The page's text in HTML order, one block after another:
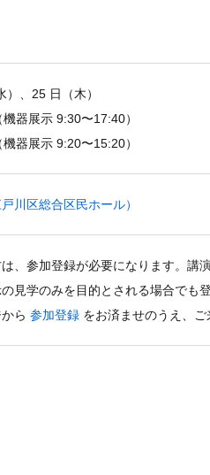
、25 日（木）
器展示 9:30〜17:40）
器展示 9:20〜15:20）
川区総合区民ホール）
、参加登録が必要になります。講
見学のみを目的とされる場合でも
ら 参加登録 をお済ませのうえ、ご